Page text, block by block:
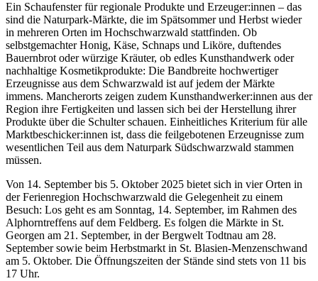
Ein Schaufenster für regionale Produkte und Erzeuger:innen – das
sind die Naturpark-Märkte, die im Spätsommer und Herbst wieder
in mehreren Orten im Hochschwarzwald stattfinden. Ob
selbstgemachter Honig, Käse, Schnaps und Liköre, duftendes
Bauernbrot oder würzige Kräuter, ob edles Kunsthandwerk oder
nachhaltige Kosmetikprodukte: Die Bandbreite hochwertiger
Erzeugnisse aus dem Schwarzwald ist auf jedem der Märkte
immens. Mancherorts zeigen zudem Kunsthandwerker:innen aus der
Region ihre Fertigkeiten und lassen sich bei der Herstellung ihrer
Produkte über die Schulter schauen. Einheitliches Kriterium für alle
Marktbeschicker:innen ist, dass die feilgebotenen Erzeugnisse zum
wesentlichen Teil aus dem Naturpark Südschwarzwald stammen
müssen.
Von 14. September bis 5. Oktober 2025 bietet sich in vier Orten in
der Ferienregion Hochschwarzwald die Gelegenheit zu einem
Besuch: Los geht es am Sonntag, 14. September, im Rahmen des
Alphorntreffens auf dem Feldberg. Es folgen die Märkte in St.
Georgen am 21. September, in der Bergwelt Todtnau am 28.
September sowie beim Herbstmarkt in St. Blasien-Menzenschwand
am 5. Oktober. Die Öffnungszeiten der Stände sind stets von 11 bis
17 Uhr.